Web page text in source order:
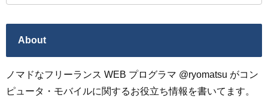
About
ノマドなフリーランス WEB プログラマ @ryomatsu がコン
ピュータ・モバイルに関するお役立ち情報を書いてます。